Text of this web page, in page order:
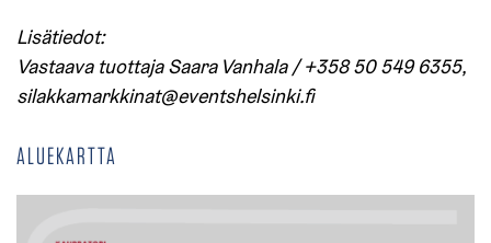
Lisätiedot:
Vastaava tuottaja Saara Vanhala / +358 50 549 6355,
silakkamarkkinat@eventshelsinki.fi
ALUEKARTTA